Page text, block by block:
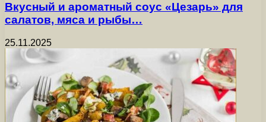
Вкусный и ароматный соус «Цезарь» для
салатов, мяса и рыбы…
25.11.2025